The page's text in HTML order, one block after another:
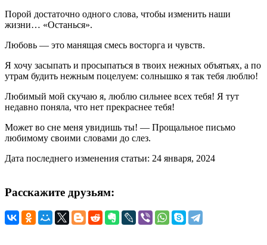
Порой достаточно одного слова, чтобы изменить наши
жизни… «Останься».
Любовь — это манящая смесь восторга и чувств.
Я хочу засыпать и просыпаться в твоих нежных объятьях, а по
утрам будить нежным поцелуем: солнышко я так тебя люблю!
Любимый мой скучаю я, люблю сильнее всех тебя! Я тут
недавно поняла, что нет прекраснее тебя!
Может во сне меня увидишь ты! — Прощальное письмо
любимому своими словами до слез.
Дата последнего изменения статьи: 24 января, 2024
Расскажите друзьям: